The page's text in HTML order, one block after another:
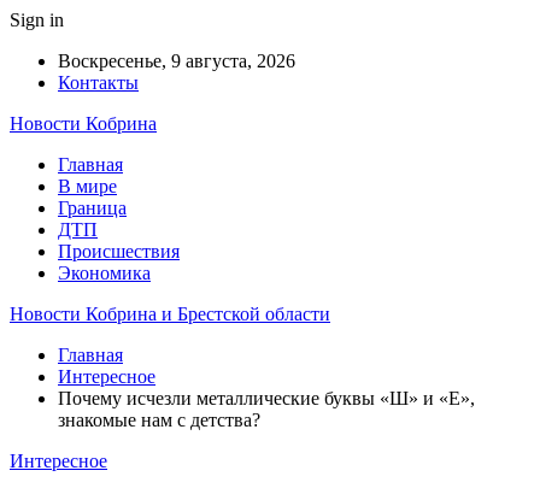
Sign in
Воскресенье, 9 августа, 2026
Контакты
Новости Кобрина
Главная
В мире
Граница
ДТП
Происшествия
Экономика
Новости Кобрина и Брестской области
Главная
Интересное
Почему исчезли металлические буквы «Ш» и «Е»,
знакомые нам с детства?
Интересное